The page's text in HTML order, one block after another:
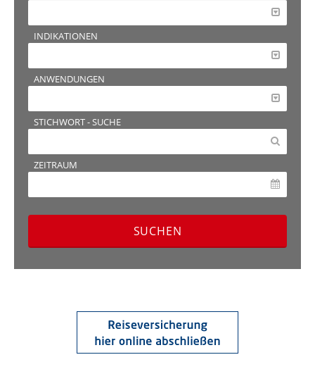
INDIKATIONEN
ANWENDUNGEN
STICHWORT - SUCHE
ZEITRAUM